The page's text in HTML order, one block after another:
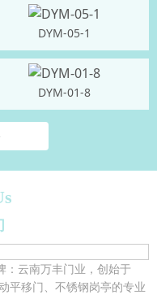
DYM-05-1
DYM-01-8
云南万丰门业，创始于
平移门、不锈钢岗亭的专业